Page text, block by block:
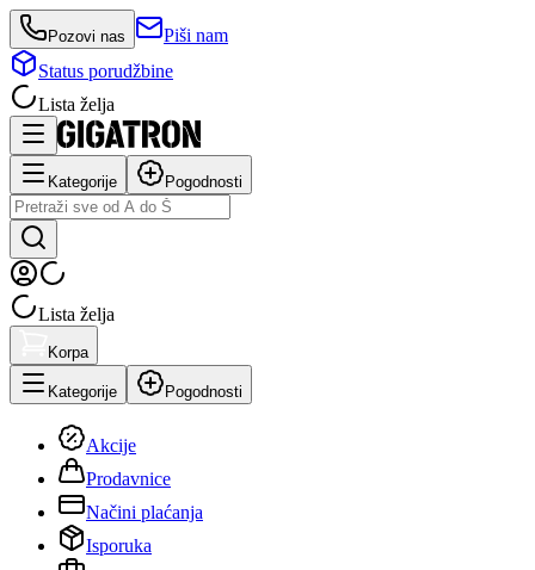
Pozovi nas
Piši nam
Status porudžbine
Lista želja
Kategorije Pogodnosti
Lista želja
Korpa
Kategorije Pogodnosti
Akcije
Prodavnice
Načini plaćanja
Isporuka